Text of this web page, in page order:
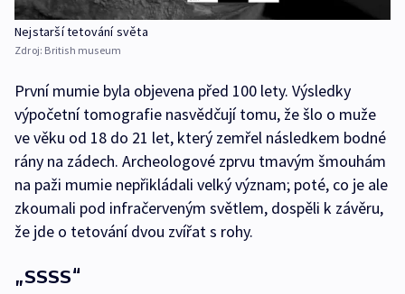
Nejstarší tetování světa
Zdroj: British museum
První mumie byla objevena před 100 lety. Výsledky
výpočetní tomografie nasvědčují tomu, že šlo o muže
ve věku od 18 do 21 let, který zemřel následkem bodné
rány na zádech. Archeologové zprvu tmavým šmouhám
na paži mumie nepřikládali velký význam; poté, co je ale
zkoumali pod infračerveným světlem, dospěli k závěru,
že jde o tetování dvou zvířat s rohy.
„SSSS“